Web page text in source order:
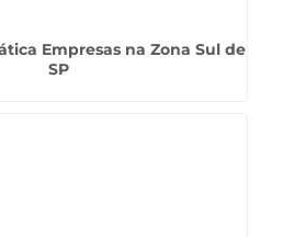
Empresas na Zona Sul de
SP